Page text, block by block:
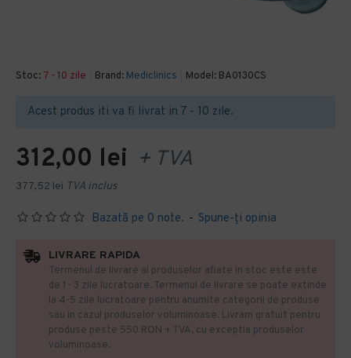
Stoc: 7 - 10 zile Brand: Mediclinics Model: BA0130CS
Acest produs iti va fi livrat in 7 - 10 zile.
Bazată pe 0 note. - Spune-ţi opinia
312,00 lei + TVA
377,52 lei TVA inclus
LIVRARE RAPIDA
Termenul de livrare al produselor aflate in stoc este este
de 1- 3 zile lucratoare. Termenul de livrare se poate extinde
la 4-5 zile lucratoare pentru anumite categorii de produse
sau in cazul produselor voluminoase. Livram gratuit pentru
produse peste 550 RON + TVA, cu exceptia produselor
voluminoase.